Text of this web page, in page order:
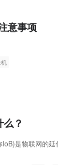
意事项
？
是物联网的